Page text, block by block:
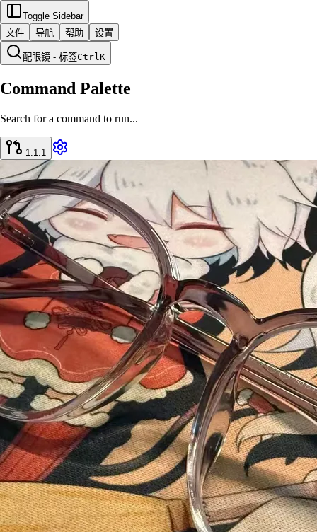
Toggle Sidebar
文件
导航 帮助 设置
配眼镜 - 标签CtrlK
Command Palette
Search for a command to run...
1.1.1